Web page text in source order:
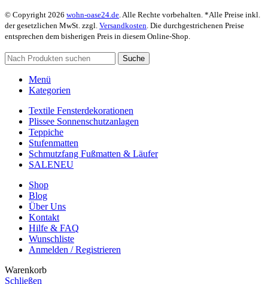
© Copyright 2026 wohn-oase24.de. Alle Rechte vorbehalten. *Alle Preise inkl.
der gesetzlichen MwSt. zzgl. Versandkosten. Die durchgestrichenen Preise
entsprechen dem bisherigen Preis in diesem Online-Shop.
Suche
Menü
Kategorien
Textile Fensterdekorationen
Plissee Sonnenschutzanlagen
Teppiche
Stufenmatten
Schmutzfang Fußmatten & Läufer
SALENEU
Shop
Blog
Über Uns
Kontakt
Hilfe & FAQ
Wunschliste
Anmelden / Registrieren
Warenkorb
Schließen